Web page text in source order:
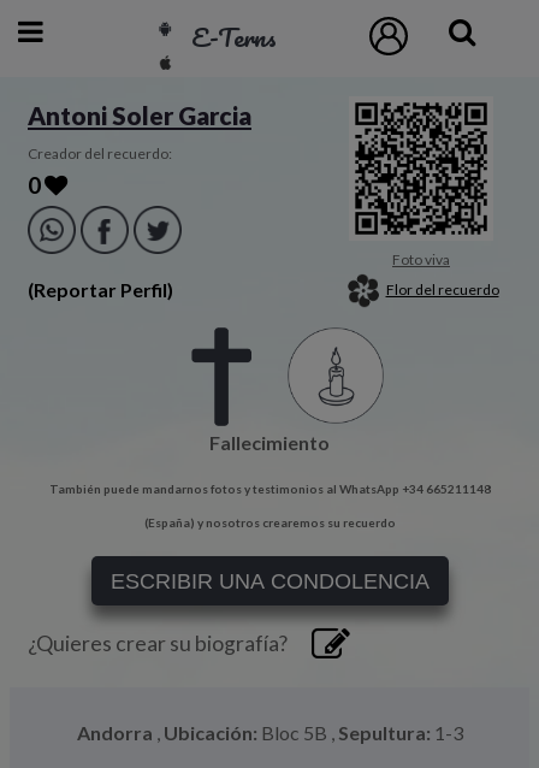
E-Terns
ESP
ENG
POR
Inicio
Acceso
Antoni Soler Garcia
Creador del recuerdo:
0
(Reportar Perfil)
Foto viva
Flor del recuerdo
Fallecimiento
También puede mandarnos fotos y testimonios al WhatsApp +34 665211148
(España) y nosotros crearemos su recuerdo
ESCRIBIR UNA CONDOLENCIA
¿Quieres crear su biografía?
Andorra , Ubicación: Bloc 5B , Sepultura: 1-3